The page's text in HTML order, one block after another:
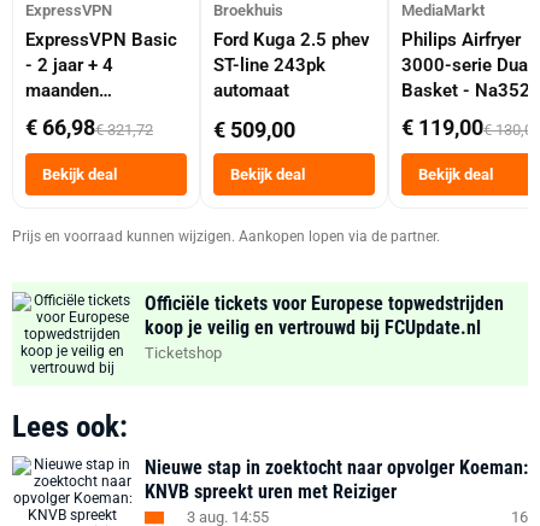
ExpressVPN
ExpressVPN Basic
- 2 jaar + 4
maanden
abonnement
€ 66,98€ 321,72
Bekijk deal
Broekhuis
Ford Kuga 2.5 phev
ST-line 243pk
automaat
€ 509,00
Bekijk deal
MediaMarkt
Philips Airfryer
3000-serie Dual
Basket -
Dubbele Mand 9
Tot 6 Personen
Heteluchtfriteuse
Zwart
€ 119,00€ 130,00
Bekijk deal
Prijs en voorraad kunnen wijzigen. Aankopen lopen via de partner.
Officiële tickets voor Europese topwedstrijden
koop je veilig en vertrouwd bij FCUpdate.nl
Ticketshop
Lees ook:
Nieuwe stap in zoektocht naar opvolger Koeman:
KNVB spreekt uren met Reiziger
3 aug. 14:55 16